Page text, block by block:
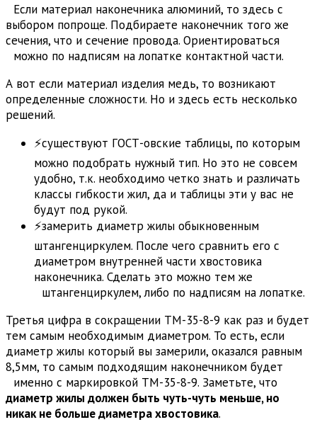
Если материал наконечника алюминий, то здесь с
выбором попроще. Подбираете наконечник того же
сечения, что и сечение провода. Ориентироваться
можно по надписям на лопатке контактной части.
А вот если материал изделия медь, то возникают
определенные сложности. Но и здесь есть несколько
решений.
⚡существуют ГОСТ-овские таблицы, по которым
можно подобрать нужный тип. Но это не совсем
удобно, т.к. необходимо четко знать и различать
классы гибкости жил, да и таблицы эти у вас не
будут под рукой.
⚡замерить диаметр жилы обыкновенным
штангенциркулем. После чего сравнить его с
диаметром внутренней части хвостовика
наконечника. Сделать это можно тем же
штангенциркулем, либо по надписям на лопатке.
Третья цифра в сокращении ТМ-35-8-9 как раз и будет
тем самым необходимым диаметром. То есть, если
диаметр жилы который вы замерили, оказался равным
8,5мм, то самым подходящим наконечником будет
именно с маркировкой ТМ-35-8-9. Заметьте, что
диаметр жилы должен быть чуть-чуть меньше, но
никак не больше диаметра хвостовика.